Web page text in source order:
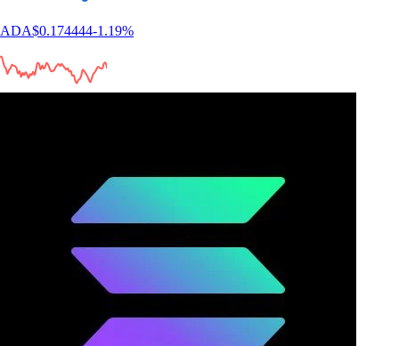
ADA$0.174444-1.19%